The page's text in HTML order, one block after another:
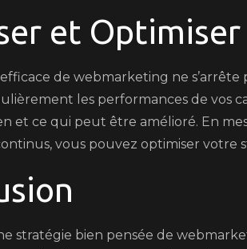
et Optimiser
de webmarketing ne s’arrête
les performances de vos
et ce qui peut être amélioré. En
vous pouvez optimiser
stratégie bien pensée de